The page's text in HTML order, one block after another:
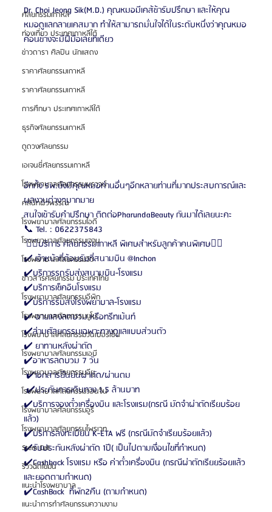
ศัลยกรรมเกาหลี
ท่องเที่ยว ประเทศเกาหลีใต้
ข่าวดารา ศิลปิน นักแสดง
ราคาศัลยกรรมเกาหลี
ราคาศัลยกรรมเกาหลี
การศึกษา ประเทศเกาหลีใต้
ธุรกิจศัลยกรรมเกาหลี
ดูดวงศัลยกรรม
เอเจนซี่ศัลยกรรมเกาหลี
โรงพยาบาลศัลยกรรมบราวน์
คลินิกผิวพรรณ
โรงพยาบาลศัลยกรรมไอดี
โรงพยาบาลศัลยกรรมเจจุน
โรงพยาบาลศัลยกรรมวิว
ข่าวสารศัลยกรรม ประเทศไทย
โรงพยาบาลศัลยกรรมอีพิก
โรงพยาบาลศัลยกรรมยูโน
โรงพยาบาลศัลยกรรมวันเปอร์เซ็น
โรงพยาบาลศัลยกรรมเอบี
โรงพยาบาลศัลยกรรมอียู
โรงพยาบาลศัลยกรรมวอนจิน
โรงพยาบาลศัลยกรรมอูรี
โรงพยาบาลศัลยกรรมไพรเวท
Stem Cell
รีวิวฉีดไขมัน
แนะนำโรงพยาบาล
แนะนำการทำศัลยกรรมความงาม
Dr. Choi Jeong Sik(M.D.) คุณหมอมีเคส้ข้ารับปรึกษา และให้คุณ
หมอดูแลกลายเคสมาก ทำให้สามารถมั่นใจได้ในระดับหนึ่งว่าคุณหมอ
ค่อนข้างจะมีฝีมือเลยทีเดียว
อีกทั้ง รพ.ยังมีคุณหมอท่านอื่นๆอีกหลายท่านที่มากประสบการณ์และ
ผลงานต่างๆมากมาย
สนใจเข้ารับคำปรึกษา ติดต่อPharundaBeauty กันมาได้เลยนะคะ
📞 Tel. : 0622375843
🧏‍♀️บริการ ศัลยกรรมเกาหลี พิเศษสำหรับลูกค้าคนพิเศษ🧏‍♀️
✔️ เจ้าหน้าที่ต้อนรับที่สนามบิน @Inchon
✔️บริการรถรับส่งสนามบิน-โรงแรม
✔️บริการเช็คอินโรงแรม
✔️บริการรับส่งโรงพยาบาล-โรงแรม
✔️ ฉายแสงลดบวม หรือทรีทเม้นท์
✔️ล่ามศัลยกรรมเฉพาะทางดูแลแบบส่วนตัว
✔️ ยาทานหลังผ่าตัด
✔️อาหารลดบวม 7 วัน
✔️เอกสารยืนยันผ่าตัด/ผ่านตม
✔️ประกันการเดินทาง 1.5 ล้านบาท
✔️บริการจองตั๋วเครื่องบิน และโรงแรม(กรณี มัดจำผ่าตัดเรียบร้อย
แล้ว)
✔️บริการลงทะเบียน K-ETA ฟรี (กรณีมัดจำเรียบร้อยแล้ว)
✔️รับประกันหลังผ่าตัด 1ปี( เป็นไปตามเงื่อนไขที่กำหนด)
✔️Cashback โรงแรม หรือ ค่าตั๋วเครื่องบิน (กรณีผ่าตัดเรียยร้อยแล้ว
และยอดตามกำหนด)
✔️CashBack  ที่พัก2คืน (ตามกำหนด)